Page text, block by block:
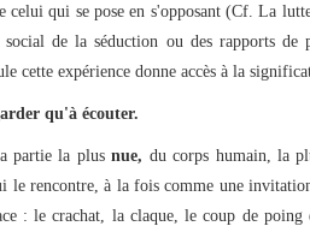
qui se pose en s'opposant (Cf. La
de la séduction ou des rapports de
cette expérience donne accès à la
qu'à écouter.
partie la plusnue, du corps humain, la
le rencontre, à la fois comme une
: le crachat, la claque, le coup de